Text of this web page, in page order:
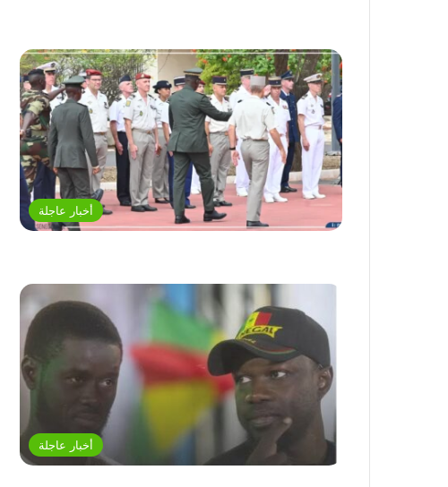
أخبار عاجلة
أخبار عاجلة